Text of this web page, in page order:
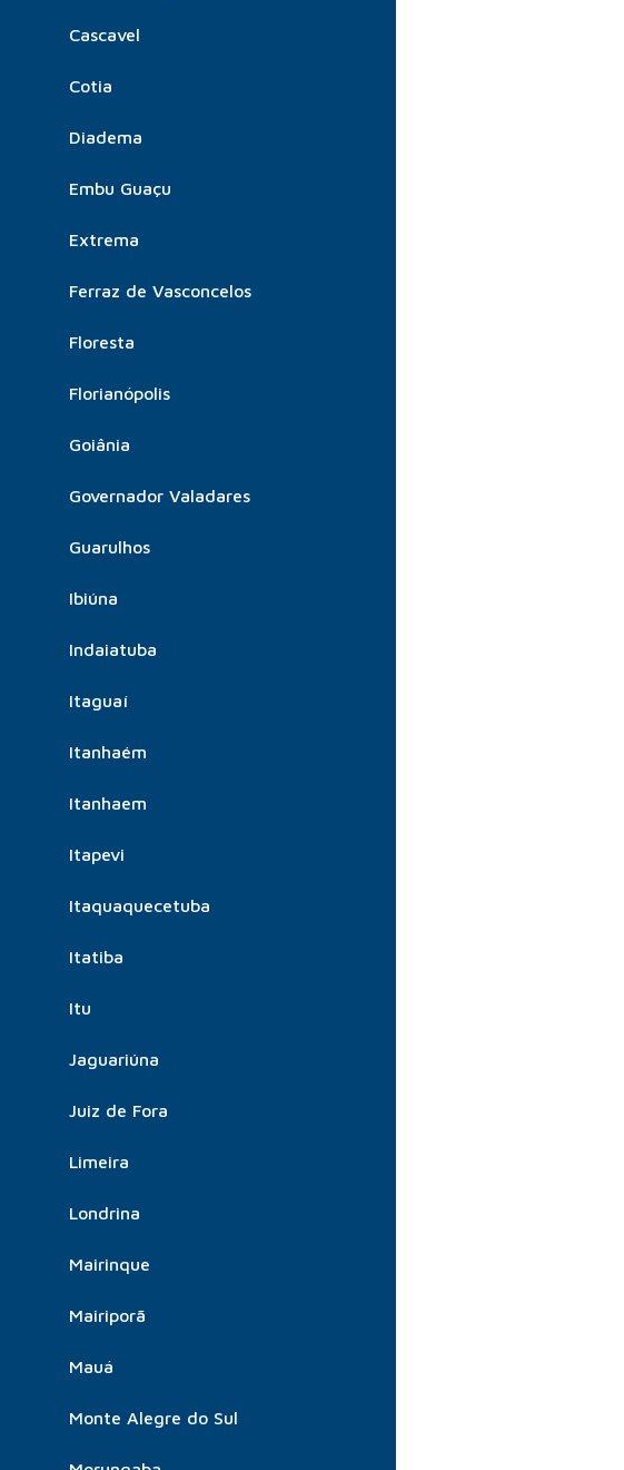
Cascavel
Cotia
Diadema
Embu Guaçu
Extrema
Ferraz de Vasconcelos
Floresta
Florianópolis
Goiânia
Governador Valadares
Guarulhos
Ibiúna
Indaiatuba
Itaguaí
Itanhaém
Itanhaem
Itapevi
Itaquaquecetuba
Itatiba
Itu
Jaguariúna
Juiz de Fora
Limeira
Londrina
Mairinque
Mairiporã
Mauá
Monte Alegre do Sul